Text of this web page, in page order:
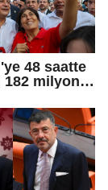
48 saatte
milyon